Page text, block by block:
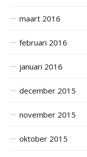
maart 2016
februari 2016
januari 2016
december 2015
november 2015
oktober 2015